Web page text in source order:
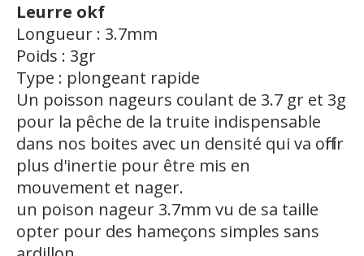
Leurre okf
Longueur : 3.7mm
Poids : 3gr
Type : plongeant rapide
Un poisson nageurs coulant de 3.7 gr et 3g
pour la pêche de la truite indispensable
dans nos boites avec un densité qui va offrir
plus d'inertie pour être mis en
mouvement et nager.
un poison nageur 3.7mm vu de sa taille
opter pour des hameçons simples sans